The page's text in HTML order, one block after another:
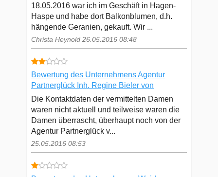
18.05.2016 war ich im Geschäft in Hagen-
Haspe und habe dort Balkonblumen, d.h.
hängende Geranien, gekauft. Wir ...
Christa Heynold 26.05.2016 08:48
Bewertung des Unternehmens Agentur
Partnerglück Inh. Regine Bieler von
Die Kontaktdaten der vermittelten Damen
waren nicht aktuell und teilweise waren die
Damen überrascht, überhaupt noch von der
Agentur Partnerglück v...
25.05.2016 08:53